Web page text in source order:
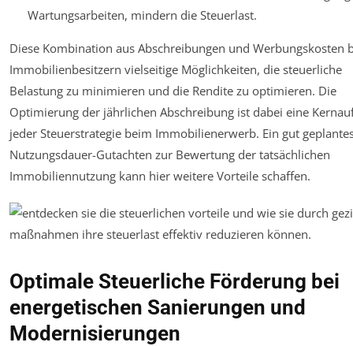
Wartungsarbeiten, mindern die Steuerlast.
Diese Kombination aus Abschreibungen und Werbungskosten
Immobilienbesitzern vielseitige Möglichkeiten, die steuerliche
Belastung zu minimieren und die Rendite zu optimieren. Die
Optimierung der jährlichen Abschreibung ist dabei eine
jeder Steuerstrategie beim Immobilienerwerb. Ein gut
Nutzungsdauer-Gutachten zur Bewertung der tatsächlichen
Immobiliennutzung kann hier weitere Vorteile schaffen.
Optimale Steuerliche Förderung bei
energetischen Sanierungen und
Modernisierungen